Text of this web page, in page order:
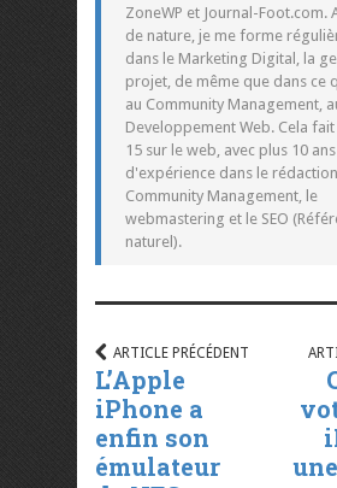
ZoneWP et Journal-Foot.com.
de nature, je me forme
dans le Marketing Digital, la
projet, de même que dans ce
au Community Management,
Developpement Web. Cela
15 sur le web, avec plus 10 ans
d'expérience dans le
Community Management, le
webmastering et le SEO
naturel).
ARTICLE PRÉCÉDENT
L’Apple
iPhone a
enfin son
émulateur